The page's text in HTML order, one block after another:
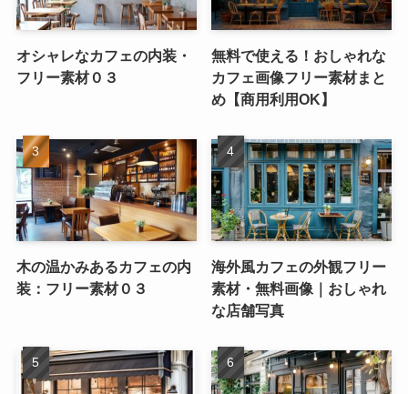
オシャレなカフェの内装・
フリー素材０３
無料で使える！おしゃれな
カフェ画像フリー素材まと
め【商用利用OK】
木の温かみあるカフェの内
装：フリー素材０３
海外風カフェの外観フリー
素材・無料画像｜おしゃれ
な店舗写真